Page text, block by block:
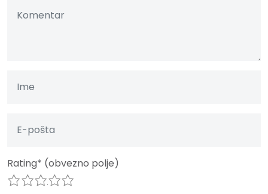
Rating* (obvezno polje)
5
4
3
2